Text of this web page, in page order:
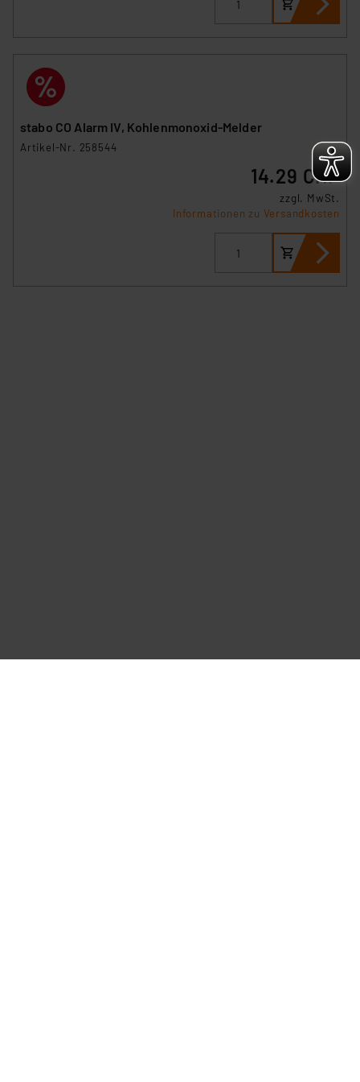
sich auf die Standarddatenschutzklauseln der
insbesondere der Art der übermittelten Daten,
verbundenen Risiken.“
Impressum|Datenschutzerklärung
stabo CO Alarm IV, Kohlenmonoxid-Melder
Artikel-Nr. 258544
14.29 CHF
zzgl. MwSt.
Informationen zu Versandkosten